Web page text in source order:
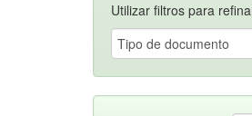
Utilizar filtros para